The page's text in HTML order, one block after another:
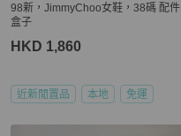
98新，JimmyChoo女鞋，38碼 配件
盒子
HKD 1,860
近新閒置品 本地 免運